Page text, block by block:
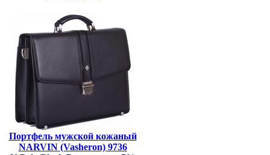
Портфель мужской кожаный
NARVIN (Vasheron) 9736